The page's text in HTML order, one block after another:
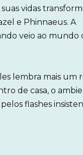
vidas
e Phinnaeus. A
veio ao mundo
lembra mais um
de casa, o
flashes